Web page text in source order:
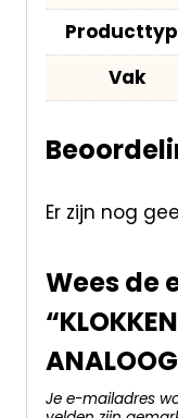
Vak
Er zijn nog
Wees de
Je e-mailadres